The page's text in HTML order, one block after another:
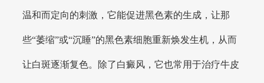
温和而定向的刺激，它能促进黑色素的生成，让那
些“萎缩”或“沉睡”的黑色素细胞重新焕发生机，从而
让白斑逐渐复色。除了白癜风，它也常用于治疗牛皮